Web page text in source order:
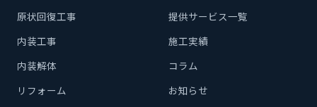
原状回復工事
内装工事
内装解体
リフォーム
提供サービス一覧
施工実績
コラム
お知らせ